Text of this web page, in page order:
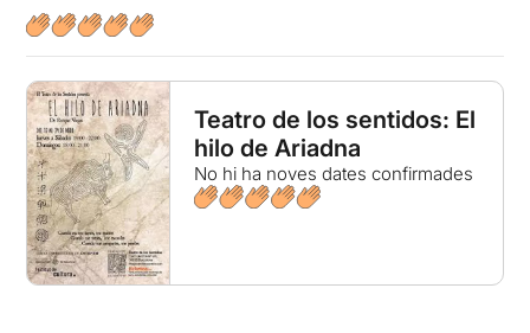
Teatro de los sentidos: El
hilo de Ariadna
No hi ha noves dates confirmades